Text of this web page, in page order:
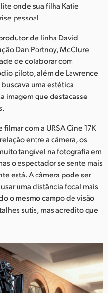
onde sua filha Katie
pessoal.
de linha David
Dan Portnoy, McClure
de colaborar com
piloto, além de Lawrence
uma estética
imagem que destacasse
com a URSA Cine 17K
entre a câmera, os
tangível na fotografia em
o espectador se sente mais
está. A câmera pode ser
uma distância focal mais
o mesmo campo de visão
sutis, mas acredito que